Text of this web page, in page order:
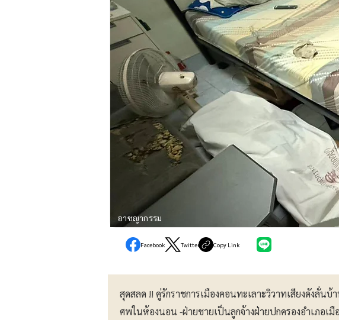
อาชญากรรม
Facebook Twitter Copy Link
สุดสลด !! คู่รักราชการเมืองคอนทะเลาะวิวาทเสียงดังลั่
ศพในห้องนอน -ฝ่ายชายเป็นลูกจ้างฝ่ายปกครองอำเภอเ